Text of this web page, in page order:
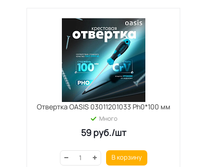
Отвертка OASIS 03011201033 Ph0*100 мм
Много
59руб./шт
В корзину